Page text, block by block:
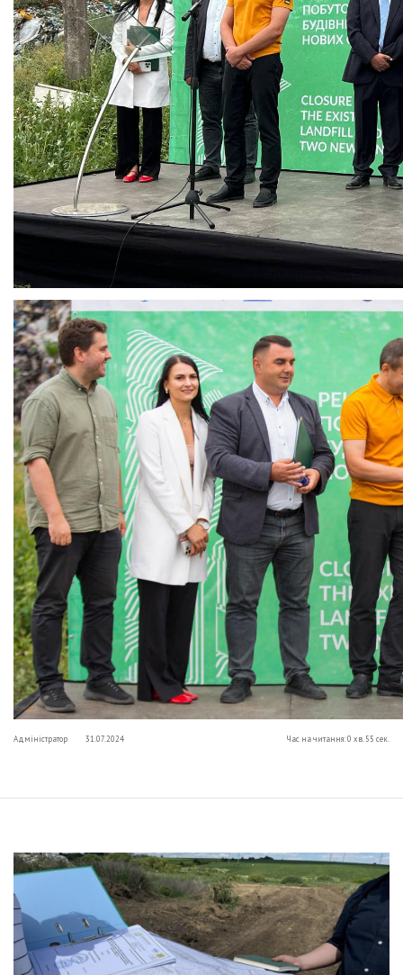
Адміністратор 31.07.2024 Час на читання: 0 хв. 55 сек.